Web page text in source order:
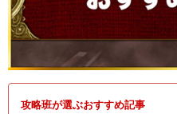
攻略班が選ぶおすすめ記事